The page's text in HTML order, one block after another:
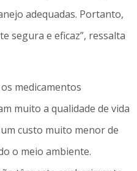
adequadas. Portanto,
segura e eficaz”, ressalta
medicamentos
muito a qualidade de vida
custo muito menor de
o meio ambiente.